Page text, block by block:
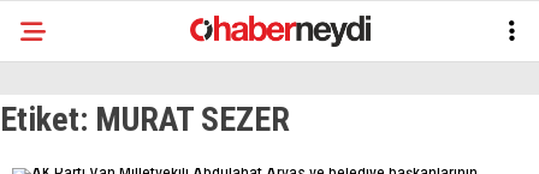
Etiket: MURAT SEZER